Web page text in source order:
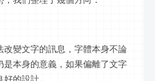
變文字的訊息，字體本身不論
是本身的意義，如果偏離了文字